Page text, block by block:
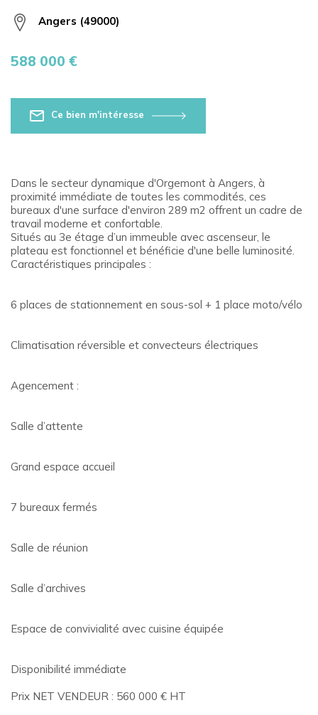
Angers (49000)
588 000 €
Ce bien m'intéresse
Dans le secteur dynamique d'Orgemont à Angers, à
proximité immédiate de toutes les commodités, ces
bureaux d'une surface d'environ 289 m2 offrent un cadre de
travail moderne et confortable.
Situés au 3e étage d’un immeuble avec ascenseur, le
plateau est fonctionnel et bénéficie d'une belle luminosité.
Caractéristiques principales :
6 places de stationnement en sous-sol + 1 place moto/vélo
Climatisation réversible et convecteurs électriques
Agencement :
Salle d’attente
Grand espace accueil
7 bureaux fermés
Salle de réunion
Salle d’archives
Espace de convivialité avec cuisine équipée
Disponibilité immédiate
Prix NET VENDEUR : 560 000 € HT